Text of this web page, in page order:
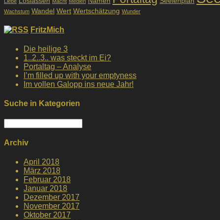
Wachstum Wandel Wert Wertschätzung Wunder
FritzMich
Die heilige 3
1..2..3.. was steckt im Ei?
Portaltag – Analyse
I’m filled up with your emptyness
Im vollen Galopp ins neue Jahr!
Suche in Kategorien
Kategorien
Archiv
April 2018
März 2018
Februar 2018
Januar 2018
Dezember 2017
November 2017
Oktober 2017